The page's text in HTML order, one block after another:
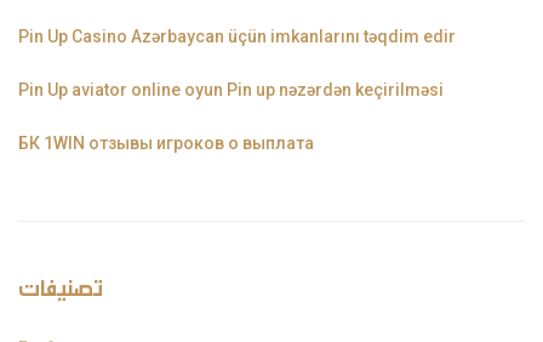
Pin Up Casino Azərbaycan üçün imkanlarını təqdim edir
Pin Up aviator️ online oyun Pin up nəzərdən keçirilməsi
БК 1WIN отзывы игроков о выплата
تصنيفات